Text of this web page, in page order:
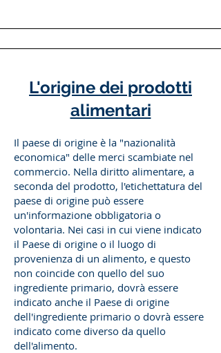
L'origine dei prodotti
alimentari
Il paese di origine è la "nazionalità
economica" delle merci scambiate nel
commercio. Nella diritto alimentare, a
seconda del prodotto, l'etichettatura del
paese di origine può essere
un'informazione obbligatoria o
volontaria. Nei casi in cui viene indicato
il Paese di origine o il luogo di
provenienza di un alimento, e questo
non coincide con quello del suo
ingrediente primario, dovrà essere
indicato anche il Paese di origine
dell'ingrediente primario o dovrà essere
indicato come diverso da quello
dell'alimento.